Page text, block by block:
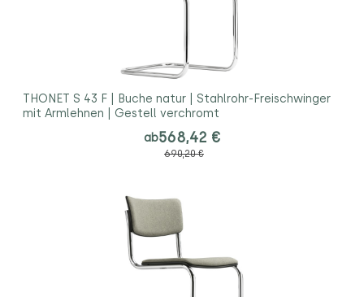
THONET S 43 F | Buche natur | Stahlrohr-Freischwinger
mit Armlehnen | Gestell verchromt
ab568,42 €
690,20 €